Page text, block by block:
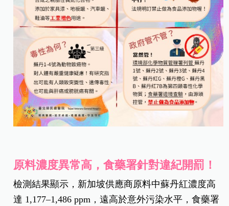
原料濃度異常高，食藥署針對違紀開罰！
檢測結果顯示，新加坡供應商原料中蘇丹紅濃度高
達 1,177–1,486 ppm，遠高於意外污染水平，食藥署